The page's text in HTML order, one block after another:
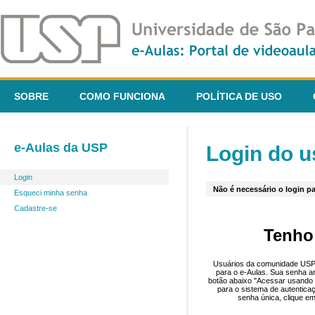
SOBRE COMO FUNCIONA POLÍTICA DE USO
e-Aulas da USP
Login
Esqueci minha senha
Cadastre-se
Login do
Não é necessário o login
Usuários da comunidade
para o e-Aulas. Sua senha
botão abaixo "Acessar
para o sistema de
senha única, clique